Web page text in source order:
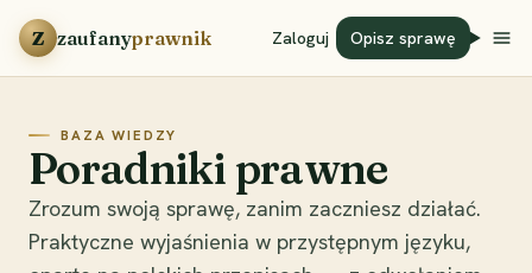
Przejdź do treści
Z zaufanyprawnik Zaloguj Opisz sprawę
BAZA WIEDZY
Poradniki prawne
Zrozum swoją sprawę, zanim zaczniesz działać.
Praktyczne wyjaśnienia w przystępnym języku,